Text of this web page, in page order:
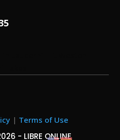
| Terms of Use
- LIBRE ONLINE